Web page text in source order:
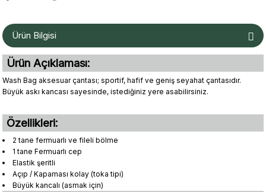
Ürün Bilgisi
Ürün Açıklaması:
Wash Bag aksesuar çantası; sportif, hafif ve geniş seyahat çantasıdır.
Büyük askı kancası sayesinde, istediğiniz yere asabilirsiniz.
Özellikleri:
2 tane fermuarlı ve fileli bölme
1 tane Fermuarlı cep
Elastik şeritli
Açıp / Kapaması kolay (toka tipi)
Büyük kancalı (asmak için)